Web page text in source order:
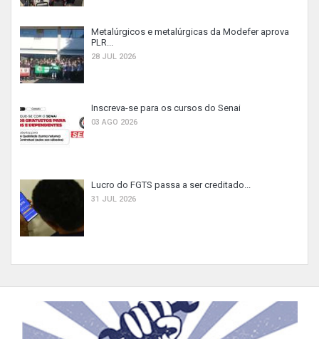
Metalúrgicos e metalúrgicas da Modefer aprova
PLR...
28 JUL 2026
Inscreva-se para os cursos do Senai
03 AGO 2026
Lucro do FGTS passa a ser creditado...
31 JUL 2026